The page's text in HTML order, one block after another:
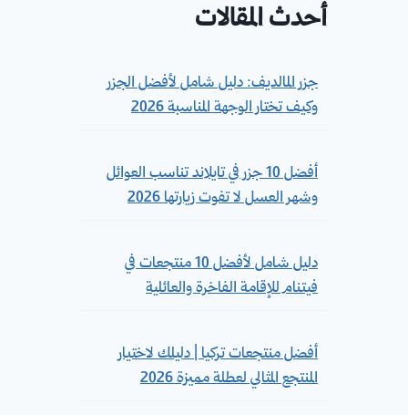
أحدث المقالات
جزر المالديف: دليل شامل لأفضل الجزر
وكيف تختار الوجهة المناسبة 2026
أفضل 10 جزر في تايلاند تناسب العوائل
وشهر العسل لا تفوت زيارتها 2026
دليل شامل لأفضل 10 منتجعات في
فيتنام للإقامة الفاخرة والعائلية
أفضل منتجعات تركيا | دليلك لاختيار
المنتجع المثالي لعطلة مميزة 2026